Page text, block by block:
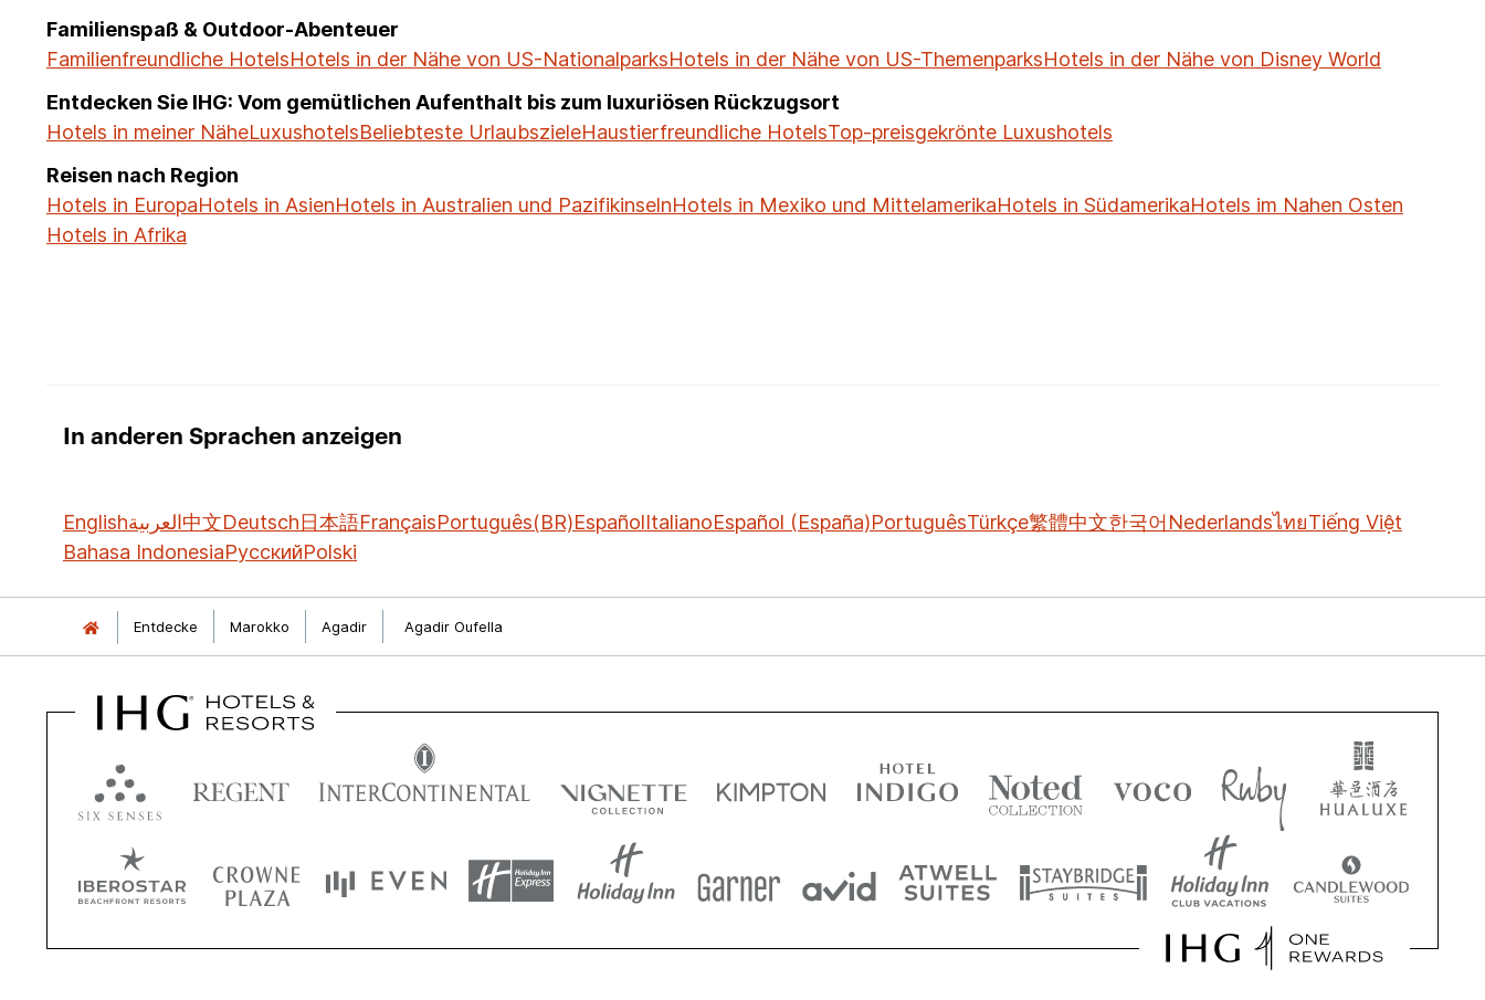
Familienspaß & Outdoor-Abenteuer
Familienfreundliche HotelsHotels in der Nähe von US-NationalparksHotels in der Nähe von US-ThemenparksHotels in der Nähe von Disney World
Entdecken Sie IHG: Vom gemütlichen Aufenthalt bis zum luxuriösen Rückzugsort
Hotels in meiner NäheLuxushotelsBeliebteste UrlaubszieleHaustierfreundliche HotelsTop-preisgekrönte Luxushotels
Reisen nach Region
Hotels in EuropaHotels in AsienHotels in Australien und PazifikinselnHotels in Mexiko und MittelamerikaHotels in SüdamerikaHotels im Nahen Osten
Hotels in Afrika
In anderen Sprachen anzeigen
Englishالعربية中文Deutsch日本語FrançaisPortuguês(BR)EspañolItalianoEspañol (España)PortuguêsTürkçe繁體中文한국어 NederlandsไทยTiếng Việt
Bahasa IndonesiaРусскийPolski
Entdecke Marokko Agadir Agadir Oufella